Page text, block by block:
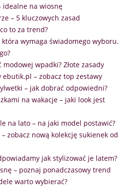
idealne na wiosnę
– 5 kluczowych zasad
to za trend?
wymaga świadomego wyboru.
modowej wpadki? Złote zasady
– zobacz top zestawy
– jak dobrać odpowiedni?
na wakacje – jaki look jest
na lato – na jaki model postawić?
zobacz nową kolekcję sukienek od
jak stylizować je latem?
– poznaj ponadczasowy trend
warto wybierać?